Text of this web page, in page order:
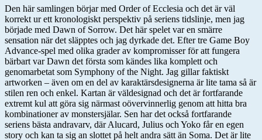
Den här samlingen börjar med Order of Ecclesia och det är väl
korrekt ur ett kronologiskt perspektiv på seriens tidslinje, men jag
började med Dawn of Sorrow. Det här spelet var en smärre
sensation när det släpptes och jag dyrkade det. Efter tre Game Boy
Advance-spel med olika grader av kompromisser för att fungera
bärbart var Dawn det första som kändes lika komplett och
genomarbetat som Symphony of the Night. Jag gillar faktiskt
artworken – även om en del av karaktärsdesignerna är lite tama så är
stilen ren och enkel. Kartan är väldesignad och det är fortfarande
extremt kul att göra sig närmast oövervinnerlig genom att hitta bra
kombinationer av monstersjälar. Sen har det också fortfarande
seriens bästa andravarv, där Alucard, Julius och Yoko får en egen
story och kan ta sig an slottet på helt andra sätt än Soma. Det är lite